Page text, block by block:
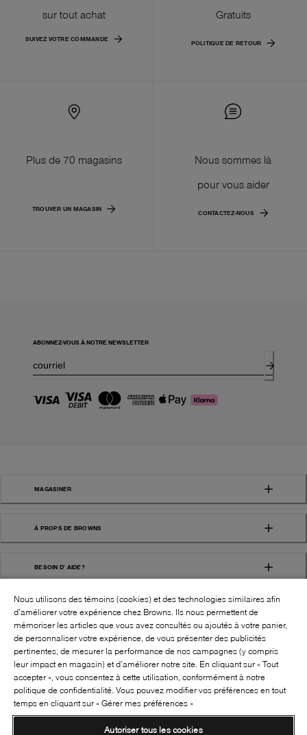
sur tout achat
SUIVEZ VOTRE COMMANDE
Gratuits
POLITIQUE DE RETOUR
Plus de 70 magasins
TROUVER UN MAGASIN
Nous sommes là
pour vous aider
CONTACTEZ-NOUS
ABONNEZ-VOUS À NOTRE NEWSLETTER
MAGASINER
À PROPS DE BROWNS
BESOIN D' AIDE?
BROWNS SHOES INC. TOUS DROITS
RÉSERVÉS
SUIVEZ-NOUS!:
Nous utilisons des témoins (cookies) et des technologies similaires afin
d’améliorer votre expérience chez Browns. Ils nous permettent de
mémoriser les articles que vous avez consultés ou ajoutés à votre panier,
de personnaliser votre expérience, de vous présenter des publicités
pertinentes, de mesurer la performance de nos campagnes (y compris
leur impact en magasin) et d’améliorer notre site. En cliquant sur « Tout
accepter », vous consentez à cette utilisation, conformément à notre
politique de confidentialité. Vous pouvez modifier vos préférences en tout
temps en cliquant sur « Gérer mes préférences »
Autoriser tous les cookies